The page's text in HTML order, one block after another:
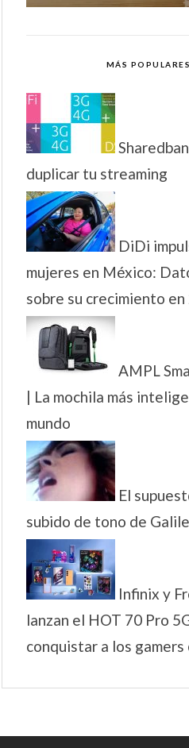
MÁS POPULARES
duplicar tu streaming
DiDi
mujeres en México:
sobre su crecimiento
AMPL
| La mochila más
mundo
El
subido de tono de
Infinix y
lanzan el HOT 70 Pro
conquistar a los